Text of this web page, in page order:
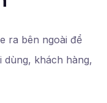
ra bên ngoài để
dùng, khách hàng,